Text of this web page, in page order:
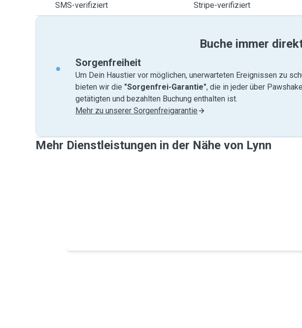
SMS-verifiziert
Stripe-verifiziert
Buche immer
Sorgenfreiheit
Um Dein Haustier vor möglichen, unerwarteten Ereignissen zu
bieten wir die "Sorgenfrei-Garantie", die in jeder über Pawshake
getätigten und bezahlten Buchung enthalten ist.
Mehr zu unserer Sorgenfreigarantie
Mehr Dienstleistungen in der Nähe von Lynn